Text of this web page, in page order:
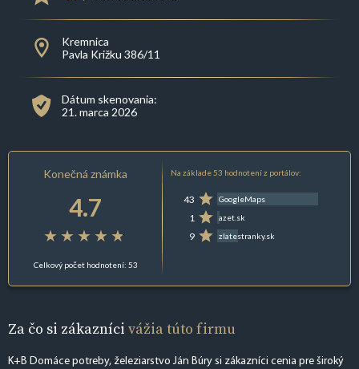
Kremnica
Pavla Križku 386/11
Dátum skenovania:
21. marca 2026
Konečná známka
4.7
Celkový počet hodnotení: 53
Na základe 53 hodnotení z portálov:
43 GoogleMaps
1 azet.sk
9 zlatestranky.sk
Za čo si zákazníci vážia túto firmu
K+B Domáce potreby, železiarstvo Ján Búry si zákazníci cenia pre široký